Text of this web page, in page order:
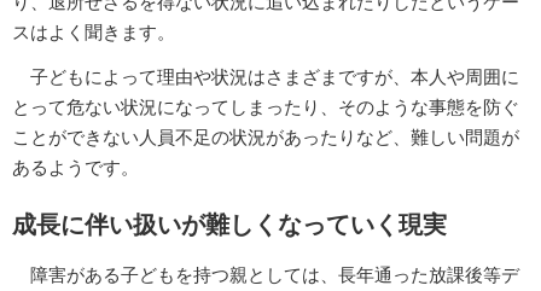
スはよく聞きます。
子どもによって理由や状況はさまざまですが、本人や周囲に
とって危ない状況になってしまったり、そのような事態を防ぐ
ことができない人員不足の状況があったりなど、難しい問題が
あるようです。
成長に伴い扱いが難しくなっていく現実
障害がある子どもを持つ親としては、長年通った放課後等デ